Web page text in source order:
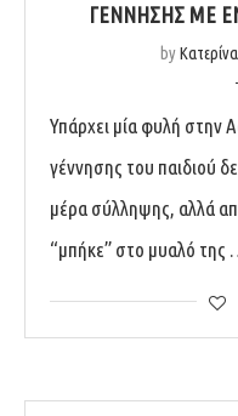
ΓΈΝΝΗΣΗΣ ΜΕ
by
Υπάρχει μία φυλή στην
γέννησης του παιδιού
μέρα σύλληψης, αλλά
“μπήκε” στο μυαλό της